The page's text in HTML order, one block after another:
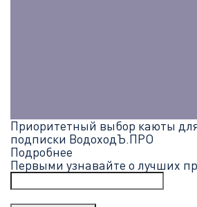
Приоритетный выбор каюты
подписки ВодоходЪ.ПРО
Подробнее
Первыми узнавайте о лучших